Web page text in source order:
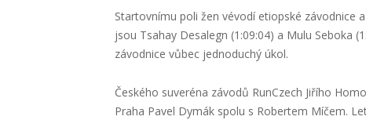
Startovnímu poli žen vévodí etiopské závodnice
jsou Tsahay Desalegn (1:09:04) a Mulu Seboka
závodnice vůbec jednoduchý úkol.
Českého suveréna závodů RunCzech Jiřího
Praha Pavel Dymák spolu s Robertem Míčem.